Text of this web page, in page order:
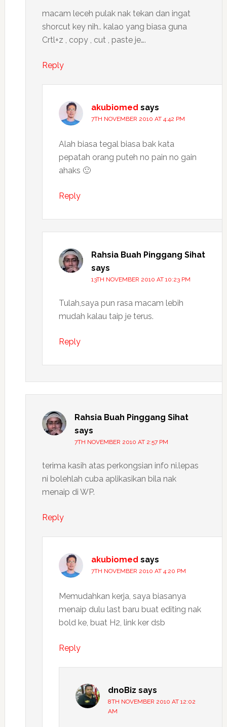
macam leceh pulak nak tekan dan ingat
shorcut key nih.. kalao yang biasa guna
Crtl+z , copy , cut , paste je….
Reply
akubiomed says
7TH NOVEMBER 2010 AT 4:42 PM
Alah biasa tegal biasa bak kata
pepatah orang puteh no pain no gain
ahaks 🙂
Reply
Rahsia Buah Pinggang Sihat
says
13TH NOVEMBER 2010 AT 10:23 PM
Tulah,saya pun rasa macam lebih
mudah kalau taip je terus.
Reply
Rahsia Buah Pinggang Sihat
says
7TH NOVEMBER 2010 AT 2:57 PM
terima kasih atas perkongsian info ni.lepas
ni bolehlah cuba aplikasikan bila nak
menaip di WP.
Reply
akubiomed says
7TH NOVEMBER 2010 AT 4:20 PM
Memudahkan kerja, saya biasanya
menaip dulu last baru buat editing nak
bold ke, buat H2, link ker dsb
Reply
dnoBiz says
8TH NOVEMBER 2010 AT 12:02
AM